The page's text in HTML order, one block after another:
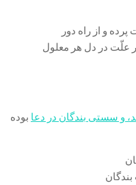
و از راه دور
علّت در دل هر معلول
و سستى بندگان در دعا بوده